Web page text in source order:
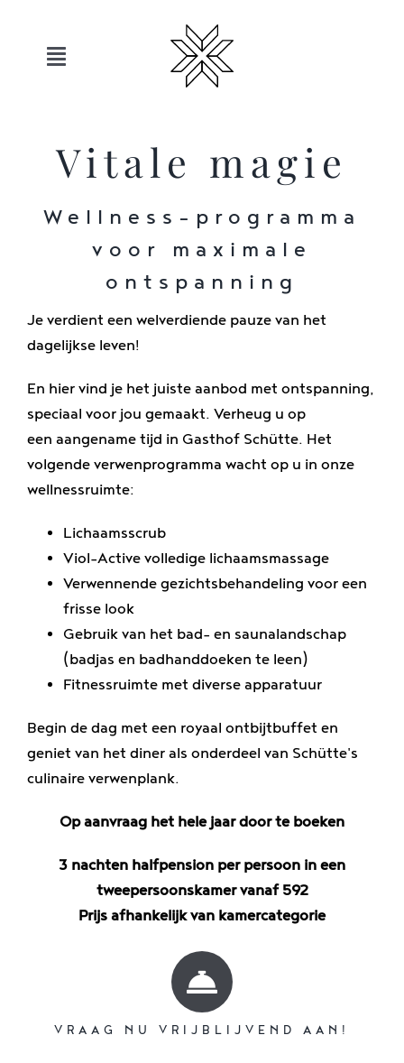
inhoudToggle
Sauerland
Aanbiedingen
Genieten
Vitale magie
Wellness-programma
voor maximale
ontspanning
Je verdient een welverdiende pauze van het
dagelijkse leven!
En hier vind je het juiste aanbod met ontspanning,
speciaal voor jou gemaakt. Verheug u op
een aangename tijd in Gasthof Schütte. Het
volgende verwenprogramma wacht op u in onze
wellnessruimte:
Lichaamsscrub
Viol-Active volledige lichaamsmassage
Verwennende gezichtsbehandeling voor een
frisse look
Gebruik van het bad- en saunalandschap
(badjas en badhanddoeken te leen)
Fitnessruimte met diverse apparatuur
Begin de dag met een royaal ontbijtbuffet en
geniet van het diner als onderdeel van Schütte's
culinaire verwenplank.
Op aanvraag het hele jaar door te boeken
3 nachten halfpension per persoon in een
tweepersoonskamer vanaf 592
Prijs afhankelijk van kamercategorie
VRAAG NU VRIJBLIJVEND AAN!